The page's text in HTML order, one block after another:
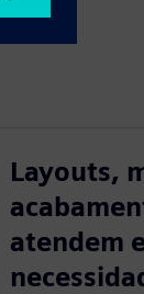
Layouts,
atendem